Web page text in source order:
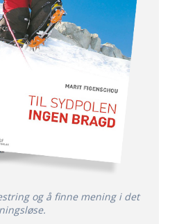
og å finne mening i det